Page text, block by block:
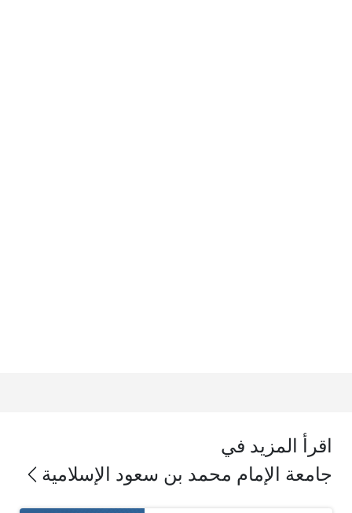
اقرأ المزيد في
جامعة الإمام محمد بن سعود الإسلامية